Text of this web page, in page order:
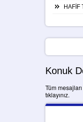
HAFİF
Konuk
Tüm
tıklayınız.